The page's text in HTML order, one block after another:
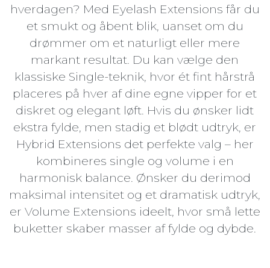
hverdagen? Med Eyelash Extensions får du
et smukt og åbent blik, uanset om du
drømmer om et naturligt eller mere
markant resultat. Du kan vælge den
klassiske Single-teknik, hvor ét fint hårstrå
placeres på hver af dine egne vipper for et
diskret og elegant løft. Hvis du ønsker lidt
ekstra fylde, men stadig et blødt udtryk, er
Hybrid Extensions det perfekte valg – her
kombineres single og volume i en
harmonisk balance. Ønsker du derimod
maksimal intensitet og et dramatisk udtryk,
er Volume Extensions ideelt, hvor små lette
buketter skaber masser af fylde og dybde.